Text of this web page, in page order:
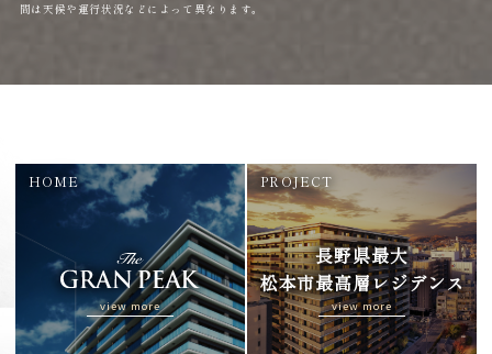
間は天候や運行状況などによって異なります。
HOME
view more
PROJECT
長野県最大
松本市最高層レジデンス
view more